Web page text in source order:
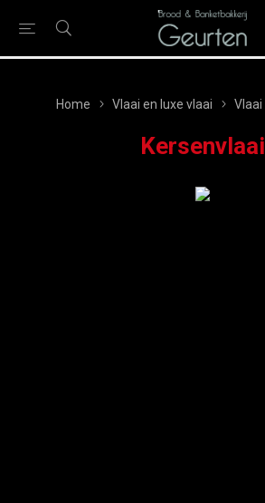
Home Vlaai en luxe vlaai Vlaai
Kersenvlaai